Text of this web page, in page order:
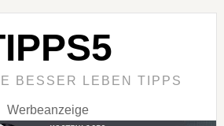
BESSER LEBEN TIPPS
Werbeanzeige